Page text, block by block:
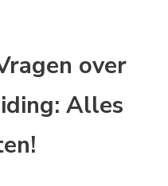
over
Alles